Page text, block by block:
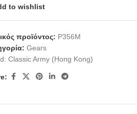
to wishlist
προϊόντος: P356M
Gears
Classic Army (Hong Kong)